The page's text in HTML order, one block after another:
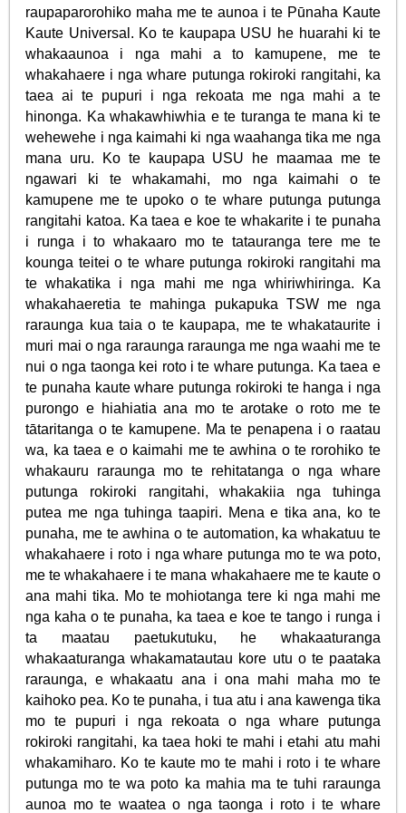
raupaparorohiko maha me te aunoa i te Pūnaha Kaute
Kaute Universal. Ko te kaupapa USU he huarahi ki te
whakaaunoa i nga mahi a to kamupene, me te
whakahaere i nga whare putunga rokiroki rangitahi, ka
taea ai te pupuri i nga rekoata me nga mahi a te
hinonga. Ka whakawhiwhia e te turanga te mana ki te
wehewehe i nga kaimahi ki nga waahanga tika me nga
mana uru. Ko te kaupapa USU he maamaa me te
ngawari ki te whakamahi, mo nga kaimahi o te
kamupene me te upoko o te whare putunga putunga
rangitahi katoa. Ka taea e koe te whakarite i te punaha
i runga i to whakaaro mo te tatauranga tere me te
kounga teitei o te whare putunga rokiroki rangitahi ma
te whakatika i nga mahi me nga whiriwhiringa. Ka
whakahaeretia te mahinga pukapuka TSW me nga
raraunga kua taia o te kaupapa, me te whakataurite i
muri mai o nga raraunga raraunga me nga waahi me te
nui o nga taonga kei roto i te whare putunga. Ka taea e
te punaha kaute whare putunga rokiroki te hanga i nga
purongo e hiahiatia ana mo te arotake o roto me te
tātaritanga o te kamupene. Ma te penapena i o raatau
wa, ka taea e o kaimahi me te awhina o te rorohiko te
whakauru raraunga mo te rehitatanga o nga whare
putunga rokiroki rangitahi, whakakiia nga tuhinga
putea me nga tuhinga taapiri. Mena e tika ana, ko te
punaha, me te awhina o te automation, ka whakatuu te
whakahaere i roto i nga whare putunga mo te wa poto,
me te whakahaere i te mana whakahaere me te kaute o
ana mahi tika. Mo te mohiotanga tere ki nga mahi me
nga kaha o te punaha, ka taea e koe te tango i runga i
ta maatau paetukutuku, he whakaaturanga
whakaaturanga whakamatautau kore utu o te paataka
raraunga, e whakaatu ana i ona mahi maha mo te
kaihoko pea. Ko te punaha, i tua atu i ana kawenga tika
mo te pupuri i nga rekoata o nga whare putunga
rokiroki rangitahi, ka taea hoki te mahi i etahi atu mahi
whakamiharo. Ko te kaute mo te mahi i roto i te whare
putunga mo te wa poto ka mahia ma te tuhi raraunga
aunoa mo te waatea o nga taonga i roto i te whare